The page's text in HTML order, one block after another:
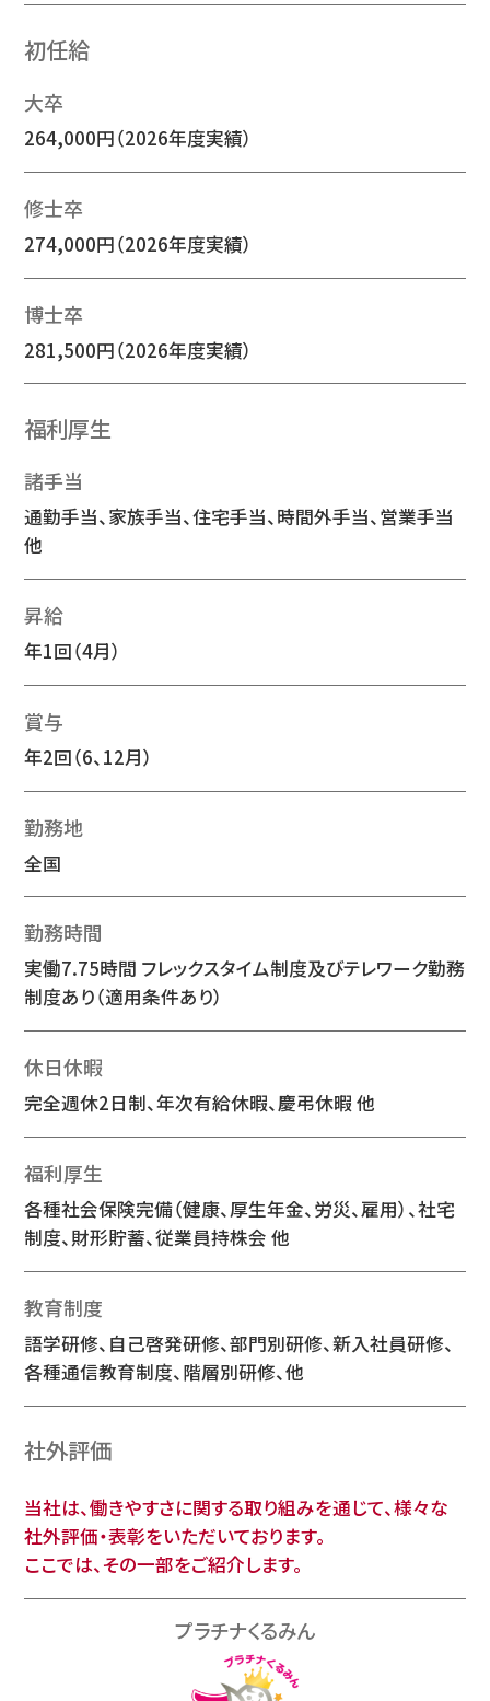
初任給
大卒
264,000円（2026年度実績）
修士卒
274,000円（2026年度実績）
博士卒
281,500円（2026年度実績）
福利厚生
諸手当
通勤手当、家族手当、住宅手当、時間外手当、営業手当
他
昇給
年1回（4月）
賞与
年2回（6、12月）
勤務地
全国
勤務時間
実働7.75時間 フレックスタイム制度及びテレワーク勤務
制度あり（適用条件あり）
休日休暇
完全週休2日制、年次有給休暇、慶弔休暇 他
福利厚生
各種社会保険完備（健康、厚生年金、労災、雇用）、社宅
制度、財形貯蓄、従業員持株会 他
教育制度
語学研修、自己啓発研修、部門別研修、新入社員研修、
各種通信教育制度、階層別研修、他
社外評価
当社は、働きやすさに関する取り組みを通じて、様々な
社外評価・表彰をいただいております。
ここでは、その一部をご紹介します。
プラチナくるみん